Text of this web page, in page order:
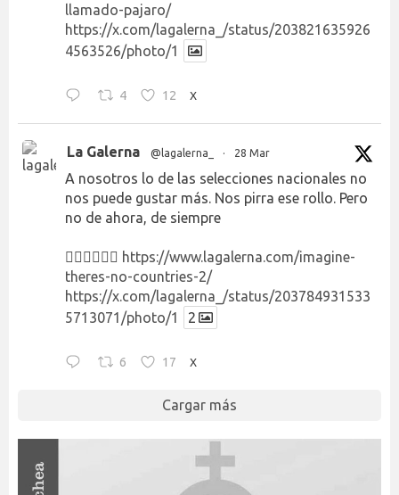
llamado-pajaro/
https://x.com/lagalerna_/status/203821635926
4563526/photo/1
4 12 X
La Galerna @lagalerna_ · 28 Mar
A nosotros lo de las selecciones nacionales no
nos puede gustar más. Nos pirra ese rollo. Pero
no de ahora, de siempre
👉🏻👉🏻👉🏻 https://www.lagalerna.com/imagine-
theres-no-countries-2/
https://x.com/lagalerna_/status/203784931533
5713071/photo/1
2
6 17 X
Cargar más